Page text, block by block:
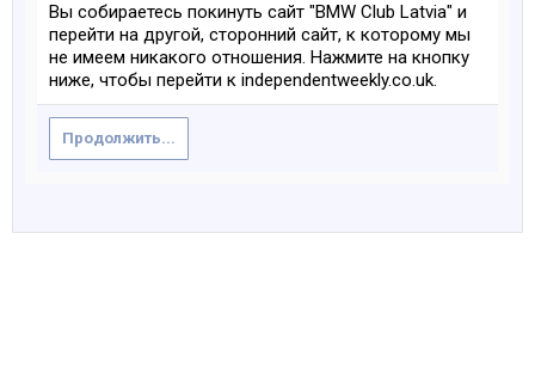
Вы собираетесь покинуть сайт "BMW Club Latvia" и
перейти на другой, сторонний сайт, к которому мы
не имеем никакого отношения. Нажмите на кнопку
ниже, чтобы перейти к independentweekly.co.uk.
Продолжить...